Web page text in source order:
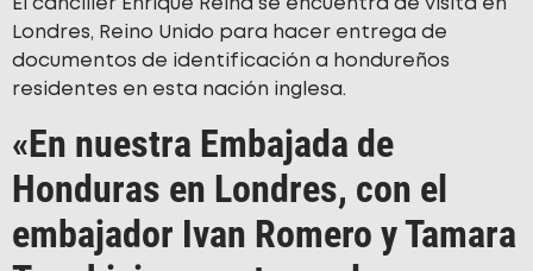
El canciller Enrique Reina se encuentra de visita en
Londres, Reino Unido para hacer entrega de
documentos de identificación a hondureños
residentes en esta nación inglesa.
«En nuestra Embajada de
Honduras en Londres, con el
embajador Ivan Romero y Tamara